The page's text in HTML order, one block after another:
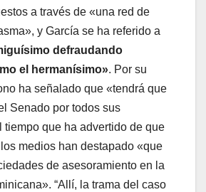
a través de «una red de
y García se ha referido a
defraudando
el hermanísimo». Por su
ha señalado que «tendrá que
Senado por todos sus
tiempo que ha advertido de que
medios han destapado «que
de asesoramiento en la
“Allí, la trama del caso